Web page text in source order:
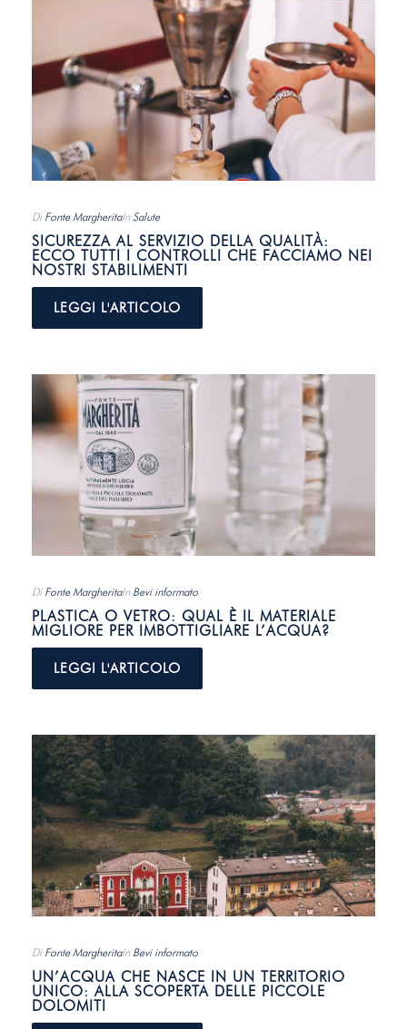
Di Fonte MargheritaIn Salute
SICUREZZA AL SERVIZIO DELLA QUALITÀ:
ECCO TUTTI I CONTROLLI CHE FACCIAMO NEI
NOSTRI STABILIMENTI
LEGGI L'ARTICOLO
Di Fonte MargheritaIn Bevi informato
PLASTICA O VETRO: QUAL È IL MATERIALE
MIGLIORE PER IMBOTTIGLIARE L’ACQUA?
LEGGI L'ARTICOLO
Di Fonte MargheritaIn Bevi informato
UN’ACQUA CHE NASCE IN UN TERRITORIO
UNICO: ALLA SCOPERTA DELLE PICCOLE
DOLOMITI